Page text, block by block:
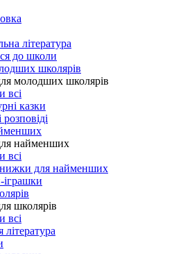
література
до школи
школярів
молодших школярів
всі
казки
розповіді
найменших
всі
для найменших
школярів
всі